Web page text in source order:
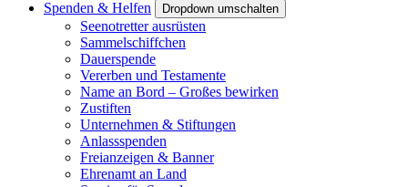
Spenden & Helfen
Dropdown umschalten
Seenotretter ausrüsten
Sammelschiffchen
Dauerspende
Vererben und Testamente
Name an Bord – Großes bewirken
Zustiften
Unternehmen & Stiftungen
Anlassspenden
Freianzeigen & Banner
Ehrenamt an Land